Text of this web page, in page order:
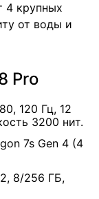
4 крупных
от воды и
Pro
120 Гц, 12
3200 нит.
7s Gen 4 (4
8/256 ГБ,